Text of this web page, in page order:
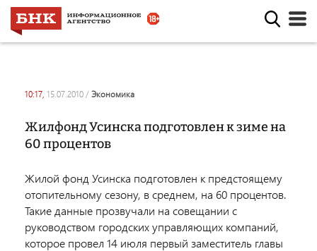
10:17, 15.07.2010 / экономика
Жилфонд Усинска подготовлен к зиме на
60 процентов
Жилой фонд Усинска подготовлен к предстоящему
отопительному сезону, в среднем, на 60 процентов.
Такие данные прозвучали на совещании с
руководством городских управляющих компаний,
которое провел 14 июля первый заместитель главы